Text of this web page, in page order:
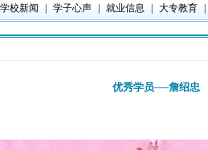
学校新闻 学子心声 就业信息 大专教育
优秀学员──詹绍忠